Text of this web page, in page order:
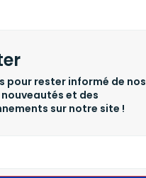
pour rester informé de nos
et des
sur notre site !